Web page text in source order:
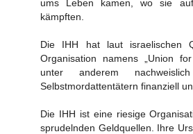
ums Leben kamen, wo sie
kämpften.
Die IHH hat laut israelischen
Organisation namens „Union
unter anderem
Selbstmordattentätern finanziell
Die IHH ist eine riesige
sprudelnden Geldquellen. Ihre